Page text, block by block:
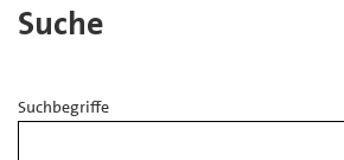
Suche
Suchbegriffe